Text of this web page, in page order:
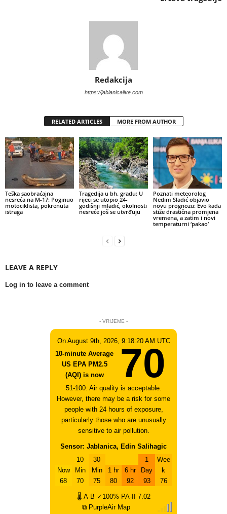
Redakcija
https://jablanicalive.com
RELATED ARTICLES MORE FROM AUTHOR
Teška saobraćajna
nesreća na M-17: Poginuo
motociklista, pokrenuta
istraga
Tragedija u bh. gradu: U
rijeci se utopio 24-
godišnji mladić, okolnosti
nesreće još se utvrđuju
Poznati meteorolog
Nedim Sladić objavio
novu prognozu: Evo kada
stiže drastična promjena
vremena, a zatim i novi
temperaturni ‘pakao’
LEAVE A REPLY
Log in to leave a comment
- VRIJEME -
On August 9th, 2026, 9:18:20 AM UTC
10-minute Average
US EPA PM2.5
(AQI) is now
70
51-100: Air quality is acceptable.
However, there may be a risk for some
people with 24 hours of exposure,
particularly those who are unusually
sensitive to air pollution.
Sensor: Jablanica, Edin Salihagic
Now
68
10
Min
70
30
Min
75
1 hr
80
6 hr
92
1
Day
93
Wee
k
76
🌡 A B ✓100% PA-II
7.02
⧉ PurpleAir Map